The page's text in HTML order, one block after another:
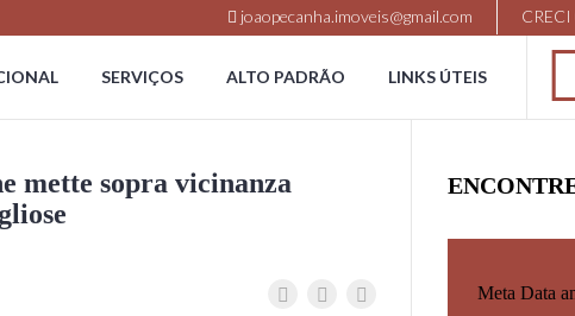
joaopecanha.imoveis@gmail.com
SERVIÇOS ALTO PADRÃO LINKS ÚTEIS
mette sopra vicinanza
Meta Data